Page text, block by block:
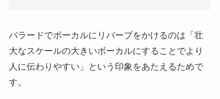
バラードでボーカルにリバーブをかけるのは「壮
大なスケールの大きいボーカルにすることでより
人に伝わりやすい」という印象をあたえるためで
す。